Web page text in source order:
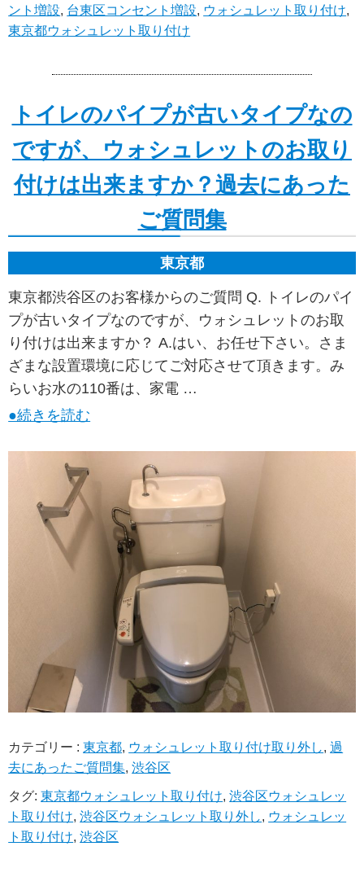
ント増設, 台東区コンセント増設, ウォシュレット取り付け,
東京都ウォシュレット取り付け
トイレのパイプが古いタイプなの
ですが、ウォシュレットのお取り
付けは出来ますか？過去にあった
ご質問集
東京都
東京都渋谷区のお客様からのご質問 Q. トイレのパイ
プが古いタイプなのですが、ウォシュレットのお取
り付けは出来ますか？ A.はい、お任せ下さい。さま
ざまな設置環境に応じてご対応させて頂きます。み
らいお水の110番は、家電 …
●続きを読む
カテゴリー :東京都, ウォシュレット取り付け取り外し,過
去にあったご質問集,渋谷区
タグ:東京都ウォシュレット取り付け,渋谷区ウォシュレッ
ト取り付け,渋谷区ウォシュレット取り外し, ウォシュレッ
ト取り付け,渋谷区